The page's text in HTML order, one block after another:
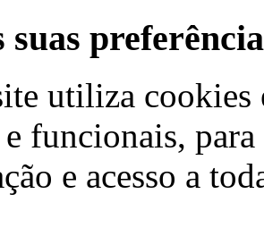
suas
utiliza cookies
funcionais,
e acesso a